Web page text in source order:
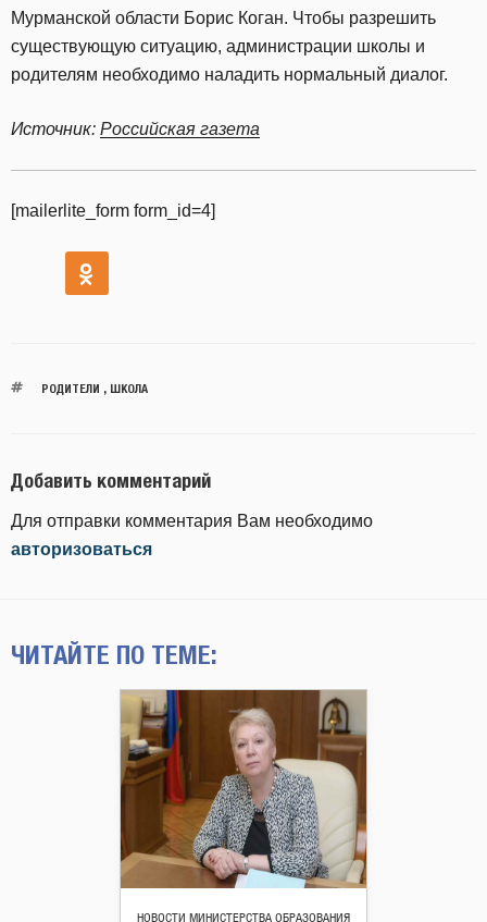
Мурманской области Борис Коган. Чтобы разрешить
существующую ситуацию, администрации школы и
родителям необходимо наладить нормальный диалог.
Источник: Российская газета
[mailerlite_form form_id=4]
РОДИТЕЛИ , ШКОЛА
Добавить комментарий
Для отправки комментария Вам необходимо
авторизоваться
ЧИТАЙТЕ ПО ТЕМЕ:
НОВОСТИ МИНИСТЕРСТВА ОБРАЗОВАНИЯ